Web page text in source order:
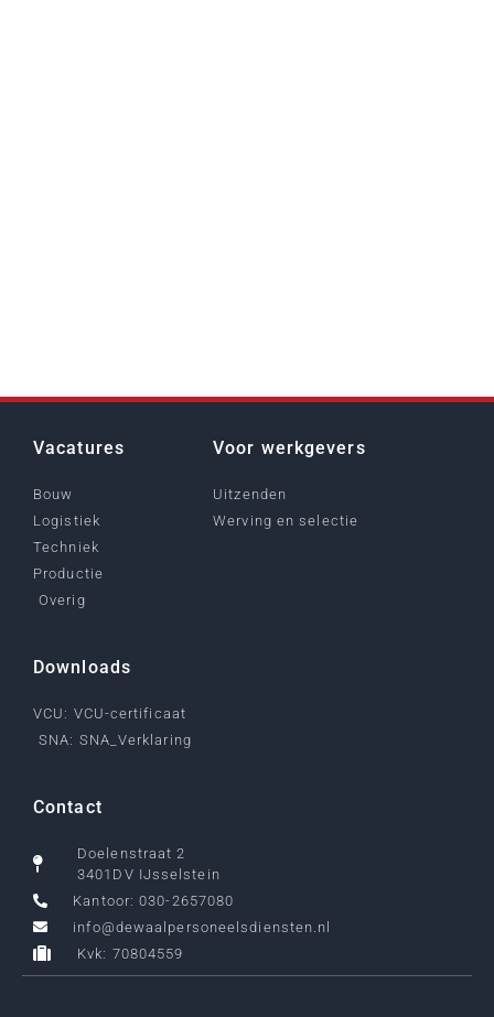
Vacatures
Bouw
Logistiek
Techniek
Productie
Overig
Voor werkgevers
Uitzenden
Werving en selectie
Downloads
VCU: VCU-certificaat
SNA: SNA_Verklaring
Contact
Doelenstraat 2
3401DV IJsselstein
Kantoor: 030-2657080
info@dewaalpersoneelsdiensten.nl
Kvk: 70804559